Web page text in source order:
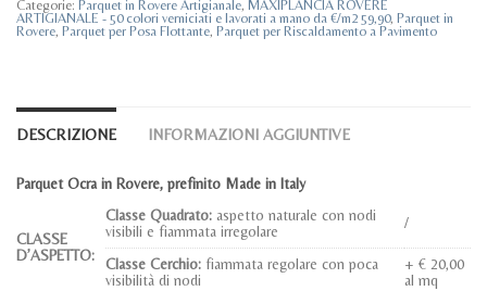
Categorie: Parquet in Rovere Artigianale, MAXIPLANCIA ROVERE
ARTIGIANALE - 50 colori verniciati e lavorati a mano da €/m2 59,90, Parquet in
Rovere, Parquet per Posa Flottante, Parquet per Riscaldamento a Pavimento
DESCRIZIONE INFORMAZIONI AGGIUNTIVE
Parquet Ocra in Rovere, prefinito Made in Italy
CLASSE
D’ASPETTO:
Classe Quadrato: aspetto naturale con nodi
visibili e fiammata irregolare
/
Classe Cerchio: fiammata regolare con poca
visibilità di nodi
+ € 20,00
al mq